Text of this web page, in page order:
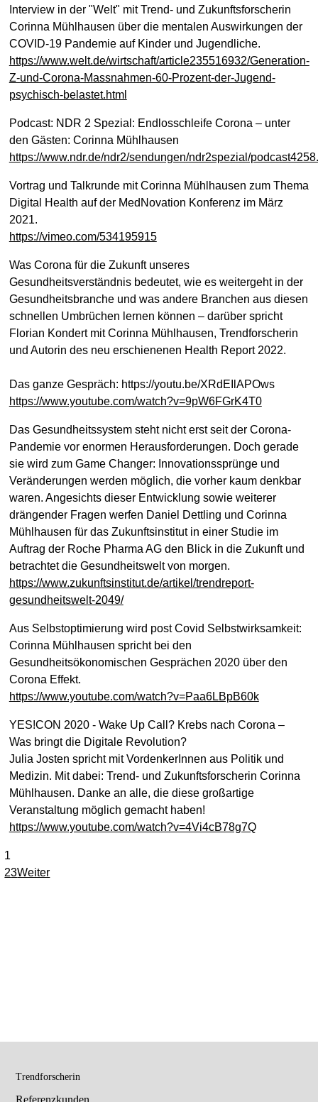
Interview in der "Welt" mit Trend- und Zukunftsforscherin
Corinna Mühlhausen über die mentalen Auswirkungen der
COVID-19 Pandemie auf Kinder und Jugendliche.
https://www.welt.de/wirtschaft/article235516932/Generation-
Z-und-Corona-Massnahmen-60-Prozent-der-Jugend-
psychisch-belastet.html
Podcast: NDR 2 Spezial: Endlosschleife Corona – unter
den Gästen: Corinna Mühlhausen
https://www.ndr.de/ndr2/sendungen/ndr2spezial/
Vortrag und Talkrunde mit Corinna Mühlhausen zum Thema
Digital Health auf der MedNovation Konferenz im März
2021.
https://vimeo.com/534195915
Was Corona für die Zukunft unseres
Gesundheitsverständnis bedeutet, wie es weitergeht in der
Gesundheitsbranche und was andere Branchen aus diesen
schnellen Umbrüchen lernen können – darüber spricht
Florian Kondert mit Corinna Mühlhausen, Trendforscherin
und Autorin des neu erschienenen Health Report 2022.
Das ganze Gespräch: https://youtu.be/XRdEIlAPOws​
https://www.youtube.com/watch?v=9pW6FGrK4T0
Das Gesundheitssystem steht nicht erst seit der Corona-
Pandemie vor enormen Herausforderungen. Doch gerade
sie wird zum Game Changer: Innovationssprünge und
Veränderungen werden möglich, die vorher kaum denkbar
waren. Angesichts dieser Entwicklung sowie weiterer
drängender Fragen werfen Daniel Dettling und Corinna
Mühlhausen für das Zukunftsinstitut in einer Studie im
Auftrag der Roche Pharma AG den Blick in die Zukunft und
betrachtet die Gesundheitswelt von morgen.
https://www.zukunftsinstitut.de/artikel/trendreport-
gesundheitswelt-2049/
Aus Selbstoptimierung wird post Covid Selbstwirksamkeit:
Corinna Mühlhausen spricht bei den
Gesundheitsökonomischen Gesprächen 2020 über den
Corona Effekt.
https://www.youtube.com/watch?v=Paa6LBpB60k
YES!CON 2020 - Wake Up Call? Krebs nach Corona –
Was bringt die Digitale Revolution?
Julia Josten spricht mit VordenkerInnen aus Politik und
Medizin. Mit dabei: Trend- und Zukunftsforscherin Corinna
Mühlhausen. Danke an alle, die diese großartige
Veranstaltung möglich gemacht haben!
https://www.youtube.com/watch?v=4Vi4cB78g7Q
1
23Weiter
Trendforscherin
Referenzkunden